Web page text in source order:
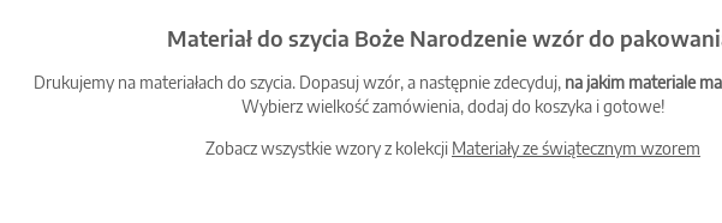
Materiał do szycia Boże Narodzenie wzór do
Drukujemy na materiałach do szycia. Dopasuj wzór, a następnie zdecyduj, na jakim materiale
Wybierz wielkość zamówienia, dodaj do koszyka i gotowe!
Zobacz wszystkie wzory z kolekcji Materiały ze świątecznym wzorem